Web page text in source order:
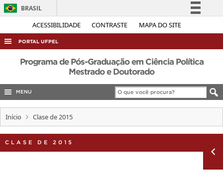
ACESSIBILIDADE CONTRASTE MAPA DO SITE
BRASIL
Simplifique!
Acesso à informação
Legislação
Canais
PORTAL UFPEL
ACESSO À INFORMAÇÃO
COBALTO
CONCURSOS
EDITAIS
INTERNACIONAL
Programa de Pós-Graduação em Ciência Política
Mestrado e Doutorado
MENU
Início Clase de 2015
CLASE DE 2015